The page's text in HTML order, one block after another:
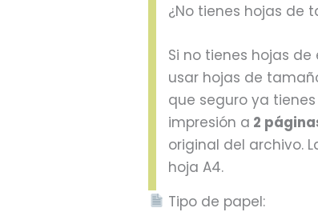
¿No tienes hojas de
Si no tienes hojas
usar hojas de
que seguro ya
impresión a 2
original del archivo.
hoja A4.
Tipo de papel: